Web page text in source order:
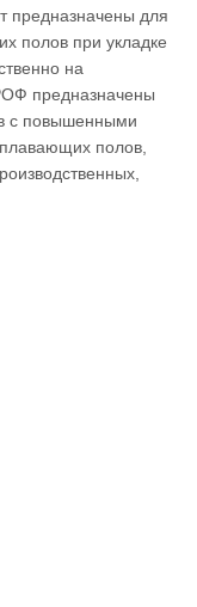
предназначены для
полов при укладке
на
предназначены
с повышенными
полов,